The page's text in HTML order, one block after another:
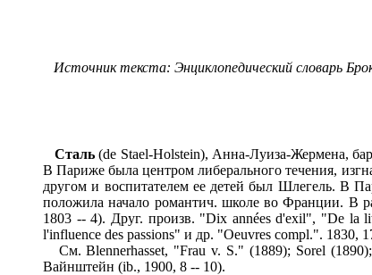
Источник текста: Энциклопедический словарь
Сталь (de Stael-Holstein), Анна-Луиза-Жермена,
В Париже была центром либерального течения,
другом и воспитателем ее детей был Шлегель. В
положила начало романтич. школе во Франции. В
1803 -- 4). Друг. произв. "Dix années d'exil", "De la
l'influence des passions" и др. "Oeuvres compl.".
См. Blennerhasset, "Frau v. S." (1889); Sorel
Вайнштейн (ib., 1900, 8 -- 10).